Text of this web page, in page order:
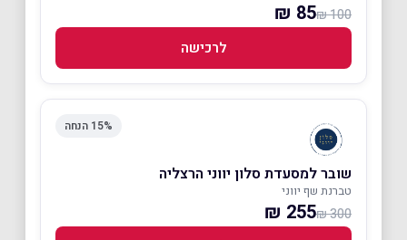
100 ₪
85 ₪
לרכישה
15% הנחה
שובר למסעדת סלון יווני הרצליה
טברנת שף יווני
300 ₪
255 ₪